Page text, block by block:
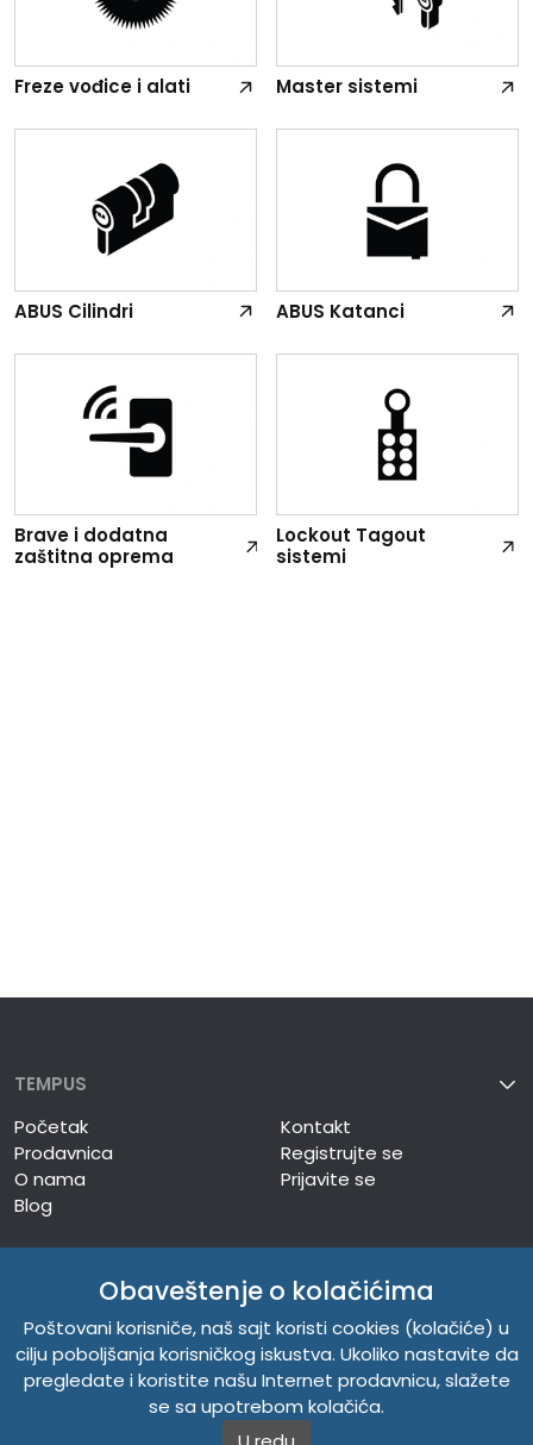
Freze vođice i alati Master sistemi
ABUS Cilindri ABUS Katanci
Brave i dodatna
zaštitna oprema
Lockout Tagout
sistemi
TEMPUS
Početak
Prodavnica
O nama
Blog
Kontakt
Registrujte se
Prijavite se
TEMPUS DOO
INFORMACIJE
Obaveštenje o kolačićima
Poštovani korisniče, naš sajt koristi cookies (kolačiće) u
cilju poboljšanja korisničkog iskustva. Ukoliko nastavite da
pregledate i koristite našu Internet prodavnicu, slažete
se sa upotrebom kolačića.